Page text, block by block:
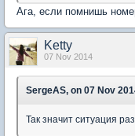
Ага, если помнишь
Ketty
07 Nov 2014
SergeAS, on 07 Nov
Так значит ситуация